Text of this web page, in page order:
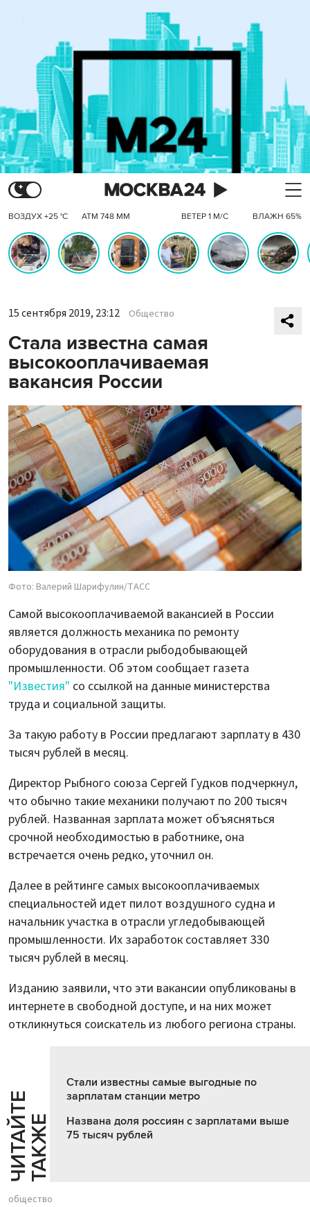
ВОЗДУХ +25 °C АТМ 748 ММ ВЕТЕР 1 М/С ВЛАЖН 65%
15 сентября 2019, 23:12 Общество
Стала известна самая
высокооплачиваемая
вакансия России
Фото: Валерий Шарифулин/ТАСС
Самой высокооплачиваемой вакансией в России
является должность механика по ремонту
оборудования в отрасли рыбодобывающей
промышленности. Об этом сообщает газета
"Известия" со ссылкой на данные министерства
труда и социальной защиты.
За такую работу в России предлагают зарплату в 430
тысяч рублей в месяц.
Директор Рыбного союза Сергей Гудков подчеркнул,
что обычно такие механики получают по 200 тысяч
рублей. Названная зарплата может объясняться
срочной необходимостью в работнике, она
встречается очень редко, уточнил он.
Далее в рейтинге самых высокооплачиваемых
специальностей идет пилот воздушного судна и
начальник участка в отрасли угледобывающей
промышленности. Их заработок составляет 330
тысяч рублей в месяц.
Изданию заявили, что эти вакансии опубликованы в
интернете в свободной доступе, и на них может
откликнуться соискатель из любого региона страны.
Ч
И
Т
АЙ
Т
Е
Т
А
К
ЖЕ
Стали известны самые выгодные по
зарплатам станции метро
Названа доля россиян с зарплатами выше
75 тысяч рублей
общество